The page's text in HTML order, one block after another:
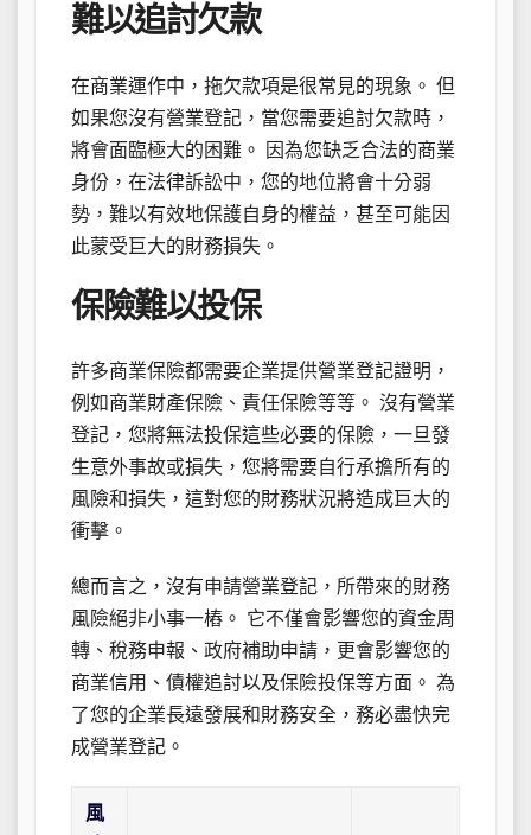
難以追討欠款
在商業運作中，拖欠款項是很常見的現象。 但
如果您沒有營業登記，當您需要追討欠款時，
將會面臨極大的困難。 因為您缺乏合法的商業
身份，在法律訴訟中，您的地位將會十分弱
勢，難以有效地保護自身的權益，甚至可能因
此蒙受巨大的財務損失。
保險難以投保
許多商業保險都需要企業提供營業登記證明，
例如商業財產保險、責任保險等等。 沒有營業
登記，您將無法投保這些必要的保險，一旦發
生意外事故或損失，您將需要自行承擔所有的
風險和損失，這對您的財務狀況將造成巨大的
衝擊。
總而言之，沒有申請營業登記，所帶來的財務
風險絕非小事一樁。 它不僅會影響您的資金周
轉、稅務申報、政府補助申請，更會影響您的
商業信用、債權追討以及保險投保等方面。 為
了您的企業長遠發展和財務安全，務必盡快完
成營業登記。
風